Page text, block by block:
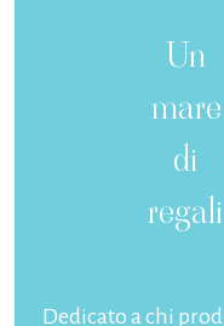
Un
mare
di
regali
Dedicato a chi